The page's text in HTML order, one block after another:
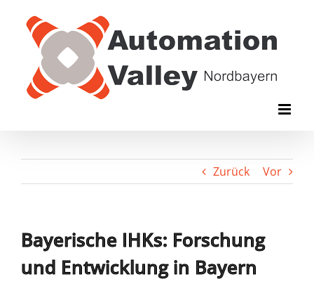
Inhalt
springen
Zurück Vor
Bayerische IHKs: Forschung
und Entwicklung in Bayern